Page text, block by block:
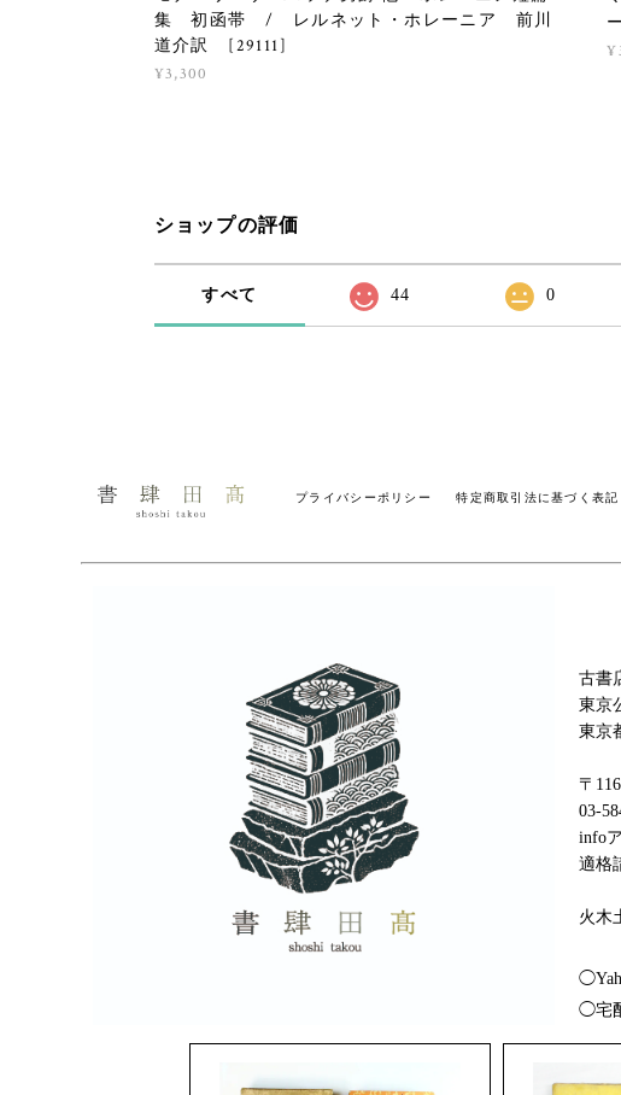
集 初函帯 / レルネット・ホレーニア 前川
道介訳 [29111]
¥3,300
ショップの評価
すべて 44 0
プライバシーポリシー 特定商取引法に基づく表記
古書
東京
東京
〒
03-
info
適格
火木
◯宅